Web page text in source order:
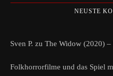
NEUSTE
Sven P. zu The Widow (2020) –
Folkhorrorfilme und das Spiel